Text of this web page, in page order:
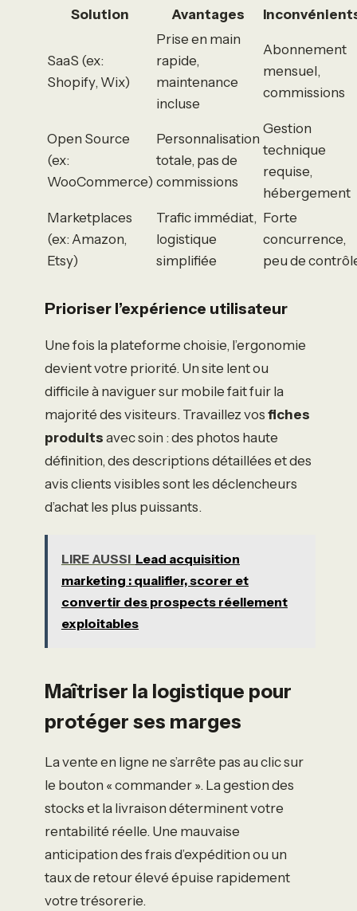
Solution Avantages
SaaS (ex:
Shopify, Wix)
Prise en main
rapide,
maintenance
incluse
Abonnement
mensuel,
commissions
Open Source
(ex:
WooCommerce)
Personnalisation
totale, pas de
commissions
Gestion
technique
requise,
hébergement
Marketplaces
(ex: Amazon,
Etsy)
Trafic immédiat,
logistique
simplifiée
Forte
concurrence,
peu de
Prioriser l’expérience utilisateur
Une fois la plateforme choisie, l’ergonomie
devient votre priorité. Un site lent ou
difficile à naviguer sur mobile fait fuir la
majorité des visiteurs. Travaillez vos fiches
produits avec soin : des photos haute
définition, des descriptions détaillées et des
avis clients visibles sont les déclencheurs
d’achat les plus puissants.
LIRE AUSSI Lead acquisition
marketing : qualifier, scorer et
convertir des prospects réellement
exploitables
Maîtriser la logistique pour
protéger ses marges
La vente en ligne ne s’arrête pas au clic sur
le bouton « commander ». La gestion des
stocks et la livraison déterminent votre
rentabilité réelle. Une mauvaise
anticipation des frais d’expédition ou un
taux de retour élevé épuise rapidement
votre trésorerie.